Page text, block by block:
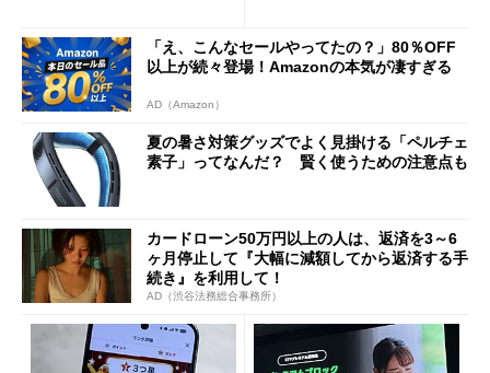
「え、こんなセールやってたの？」80％OFF
以上が続々登場！Amazonの本気が凄すぎる
AD（Amazon）
夏の暑さ対策グッズでよく見掛ける「ペルチェ
素子」ってなんだ？ 賢く使うための注意点も
カードローン50万円以上の人は、返済を3～6
ヶ月停止して『大幅に減額してから返済する手
続き』を利用して！
AD（渋谷法務総合事務所）